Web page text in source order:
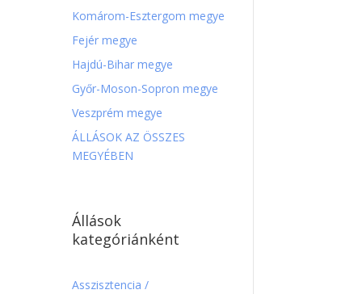
Komárom-Esztergom megye
Fejér megye
Hajdú-Bihar megye
Győr-Moson-Sopron megye
Veszprém megye
ÁLLÁSOK AZ ÖSSZES
MEGYÉBEN
Állások
kategóriánként
Asszisztencia /